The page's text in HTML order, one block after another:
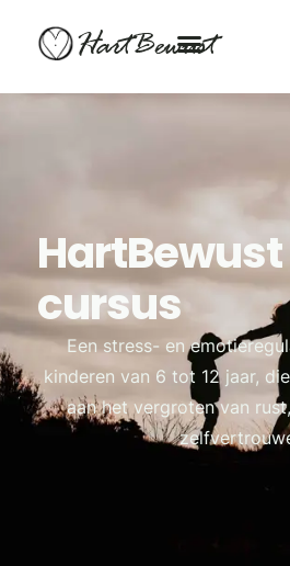
HartBewust
cursus
Een stress- en
kinderen van 6 tot 12 jaar,
aan het vergroten van